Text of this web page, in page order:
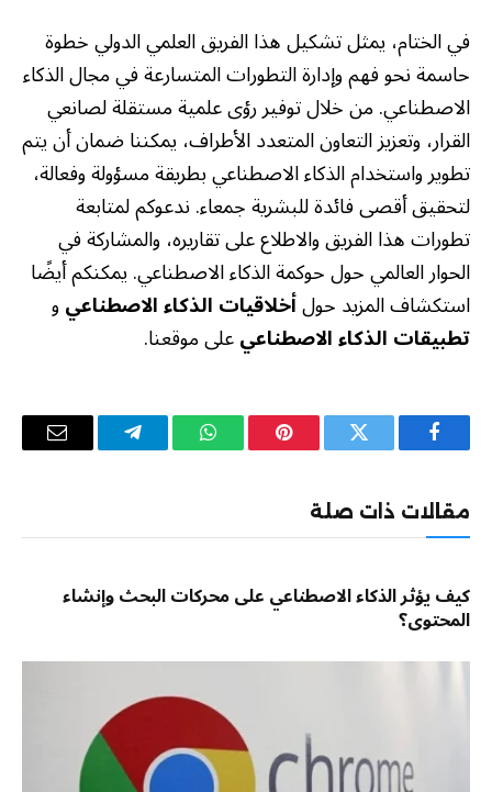
في الختام، يمثل تشكيل هذا الفريق العلمي الدولي خطوة
حاسمة نحو فهم وإدارة التطورات المتسارعة في مجال الذكاء
الاصطناعي. من خلال توفير رؤى علمية مستقلة لصانعي
القرار، وتعزيز التعاون المتعدد الأطراف، يمكننا ضمان أن يتم
تطوير واستخدام الذكاء الاصطناعي بطريقة مسؤولة وفعالة،
لتحقيق أقصى فائدة للبشرية جمعاء. ندعوكم لمتابعة
تطورات هذا الفريق والاطلاع على تقاريره، والمشاركة في
الحوار العالمي حول حوكمة الذكاء الاصطناعي. يمكنكم أيضًا
استكشاف المزيد حولأخلاقيات الذكاء الاصطناعيو
تطبيقات الذكاء الاصطناعيعلى موقعنا.
فيسبوك تويتر بينتيريستواتساب تيلقرام
البريد
مقالات ذات صلة
كيف يؤثر الذكاء الاصطناعي على محركات البحث وإنشاء
المحتوى؟